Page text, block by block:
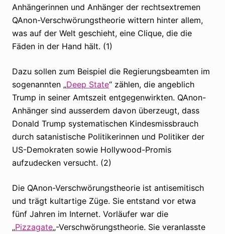
Anhängerinnen und Anhänger der rechtsextremen
QAnon-Verschwörungstheorie wittern hinter allem,
was auf der Welt geschieht, eine Clique, die die
Fäden in der Hand hält. (1)
Dazu sollen zum Beispiel die Regierungsbeamten im
sogenannten „Deep State“ zählen, die angeblich
Trump in seiner Amtszeit entgegenwirkten. QAnon-
Anhänger sind ausserdem davon überzeugt, dass
Donald Trump systematischen Kindesmissbrauch
durch satanistische Politikerinnen und Politiker der
US-Demokraten sowie Hollywood-Promis
aufzudecken versucht. (2)
Die QAnon-Verschwörungstheorie ist antisemitisch
und trägt kultartige Züge. Sie entstand vor etwa
fünf Jahren im Internet. Vorläufer war die
„Pizzagate„-Verschwörungstheorie. Sie veranlasste